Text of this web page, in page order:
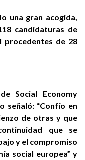
una gran acogida,
candidaturas de
procedentes de 28
Social Economy
señaló: “Confío en
de otras y que
que se
y el compromiso
social europea” y